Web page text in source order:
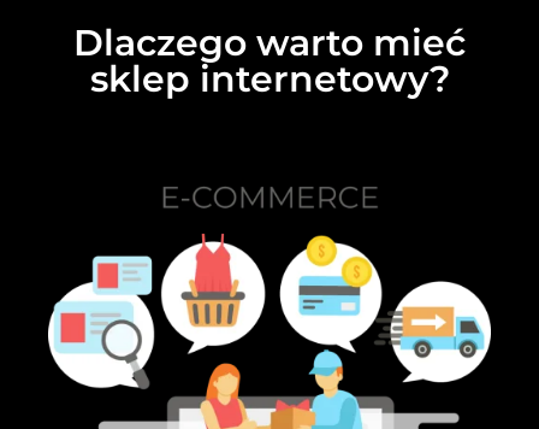
Dlaczego warto mieć
sklep internetowy?